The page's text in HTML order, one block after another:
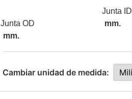
Junta OD
mm.
Junta ID
mm.
Cambiar unidad de medida: